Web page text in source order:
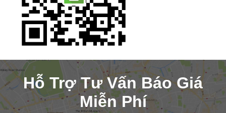
Hỗ Trợ Tư Vấn Báo Giá
Miễn Phí